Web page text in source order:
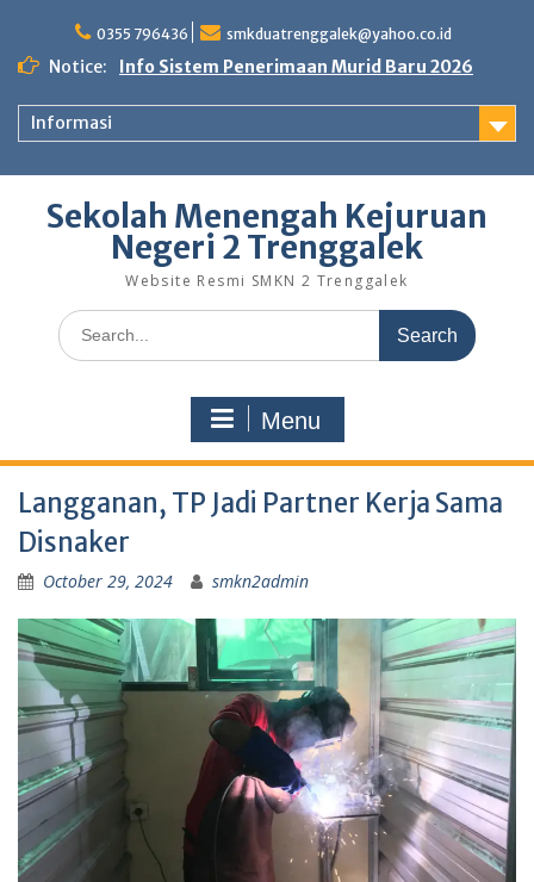
content
0355 796436 smkduatrenggalek@yahoo.co.id
Notice: Info Sistem Penerimaan Murid Baru 2026
Informasi
Sekolah Menengah Kejuruan
Negeri 2 Trenggalek
Website Resmi SMKN 2 Trenggalek
Search
for:
Menu
Langganan, TP Jadi Partner Kerja Sama
Disnaker
October 29, 2024 smkn2admin